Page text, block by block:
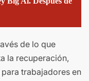
de lo que
la recuperación,
trabajadores en